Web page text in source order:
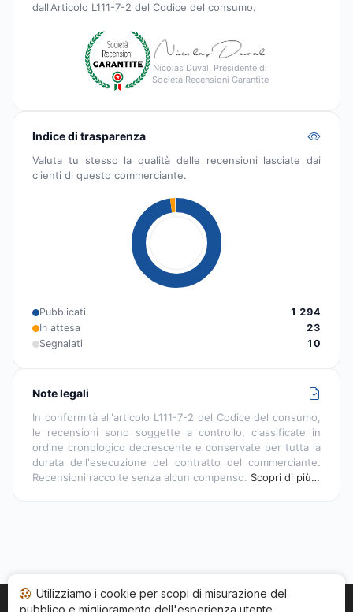
dall'Articolo L111-7-2 del Codice del consumo.
Nicolas Duval, Presidente di
Società Recensioni Garantite
Indice di trasparenza
Valuta tu stesso la qualità delle recensioni lasciate dai
clienti di questo commerciante.
Pubblicati
1 294
In attesa
23
Segnalati
10
Note legali
In conformità all'articolo L111-7-2 del Codice del consumo,
le recensioni sono soggette a controllo, classificate in
ordine cronologico decrescente e conservate per tutta la
durata dell'esecuzione del contratto del commerciante.
Recensioni raccolte senza alcun compenso. Scopri di più…
Utilizziamo i cookie per scopi di misurazione del
pubblico e miglioramento dell'esperienza utente.